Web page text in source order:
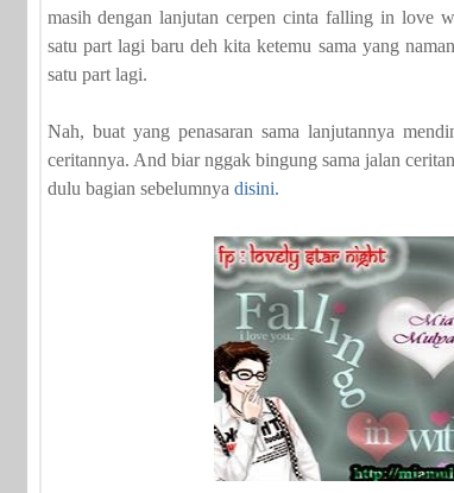
masih dengan lanjutan cerpen cinta falling in love
satu part lagi baru deh kita ketemu sama yang
satu part lagi.
Nah, buat yang penasaran sama lanjutannya
ceritannya. And biar nggak bingung sama jalan
dulu bagian sebelumnya disini.